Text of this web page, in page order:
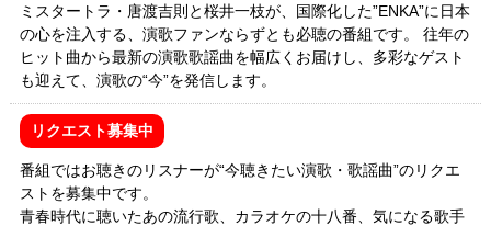
ミスタートラ・唐渡吉則と桜井一枝が、国際化した”ENKA”に日本
の心を注入する、演歌ファンならずとも必聴の番組です。 往年の
ヒット曲から最新の演歌歌謡曲を幅広くお届けし、多彩なゲスト
も迎えて、演歌の“今”を発信します。
リクエスト募集中
番組ではお聴きのリスナーが“今聴きたい演歌・歌謡曲”のリクエ
ストを募集中です。
青春時代に聴いたあの流行歌、カラオケの十八番、気になる歌手